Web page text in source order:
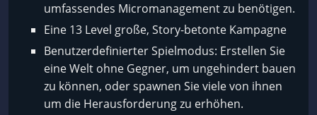
umfassendes Micromanagement zu benötigen.
Eine 13 Level große, Story-betonte Kampagne
Benutzerdefinierter Spielmodus: Erstellen Sie
eine Welt ohne Gegner, um ungehindert bauen
zu können, oder spawnen Sie viele von ihnen
um die Herausforderung zu erhöhen.